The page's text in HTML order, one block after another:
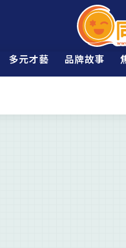
多元才藝 品牌故事